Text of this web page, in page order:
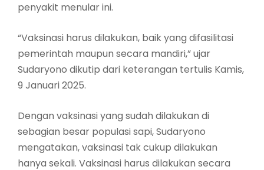
penyakit menular ini.
“Vaksinasi harus dilakukan, baik yang difasilitasi
pemerintah maupun secara mandiri,” ujar
Sudaryono dikutip dari keterangan tertulis Kamis,
9 Januari 2025.
Dengan vaksinasi yang sudah dilakukan di
sebagian besar populasi sapi, Sudaryono
mengatakan, vaksinasi tak cukup dilakukan
hanya sekali. Vaksinasi harus dilakukan secara